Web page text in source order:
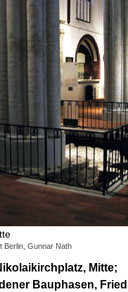
Berlin, Gunnar Nath
Mitte;
Bauphasen,